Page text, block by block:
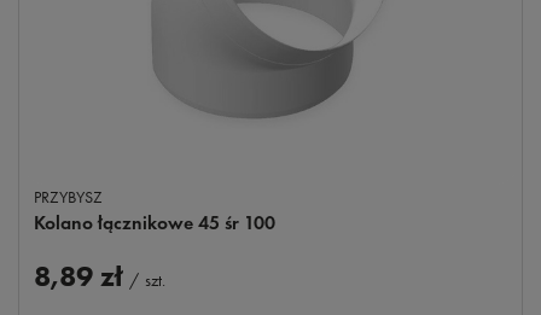
PRZYBYSZ
Kolano łącznikowe 45 śr 100
8,89 zł / szt.